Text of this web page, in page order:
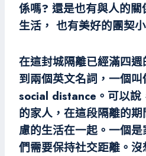
係嗎? 還是也有與人的
生活， 也有美好的團契
在這封城隔離已經滿四
到兩個英文名詞，一個
social distance。可以說
的家人，在這段隔離的
慮的生活在一起。一個
們需要保持社交距離。